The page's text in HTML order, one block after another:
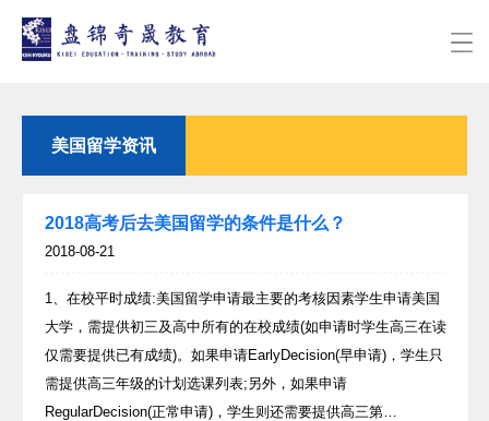
美国留学资讯
2018高考后去美国留学的条件是什么？
2018-08-21
1、在校平时成绩:美国留学申请最主要的考核因素学生申请美国
大学，需提供初三及高中所有的在校成绩(如申请时学生高三在读
仅需要提供已有成绩)。如果申请EarlyDecision(早申请)，学生只
需提供高三年级的计划选课列表;另外，如果申请
RegularDecision(正常申请)，学生则还需要提供高三第…